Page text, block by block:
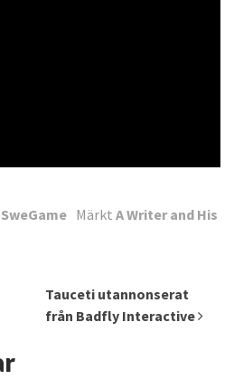
SweGame Märkt A Writer and His
Tauceti utannonserat
från Badfly Interactive